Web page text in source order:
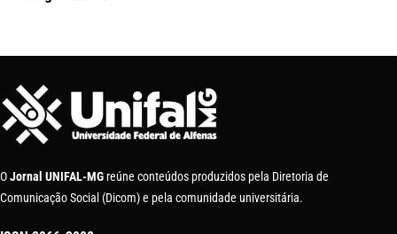
OJornal UNIFAL-MG reúne conteúdos produzidos pela Diretoria de
Comunicação Social (Dicom) e pela comunidade universitária.